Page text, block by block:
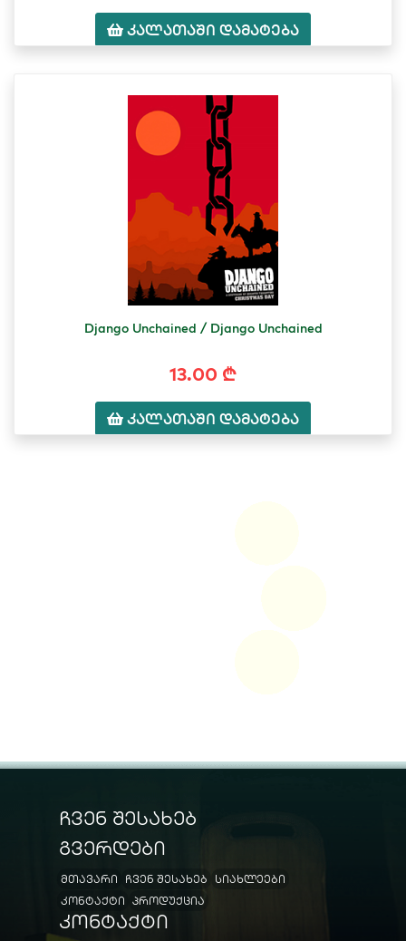
კალათაში დამატება
Django Unchained / Django Unchained
13.00 ₾
კალათაში დამატება
ჩვენ შესახებ
გვერდები
მთავარი ჩვენ შესახებ
სიახლეები
კონტაქტი პროდუქცია
კონტაქტი